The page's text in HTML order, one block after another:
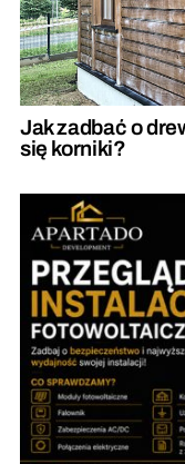
Jak zadbać o
się korniki?